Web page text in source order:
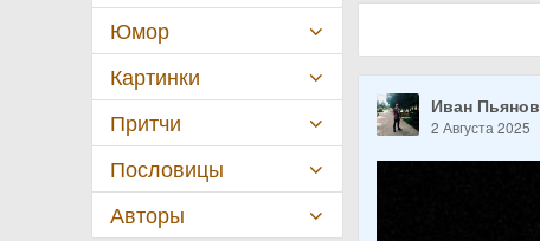
Иван Пьянов
2 Августа 2025
Юмор
Картинки
Притчи
Пословицы
Авторы